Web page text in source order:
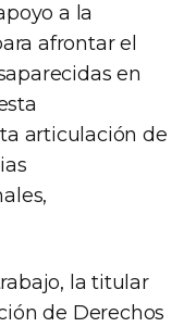
a la
afrontar el
en
articulación de
la titular
de Derechos